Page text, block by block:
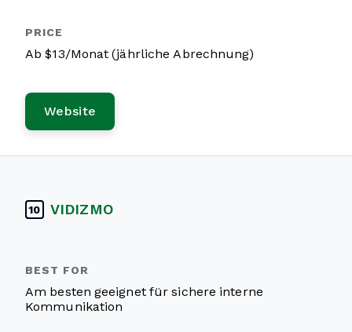
Ab $13/Monat (jährliche Abrechnung)
Website
10 VIDIZMO
Am besten geeignet für sichere interne
Kommunikation